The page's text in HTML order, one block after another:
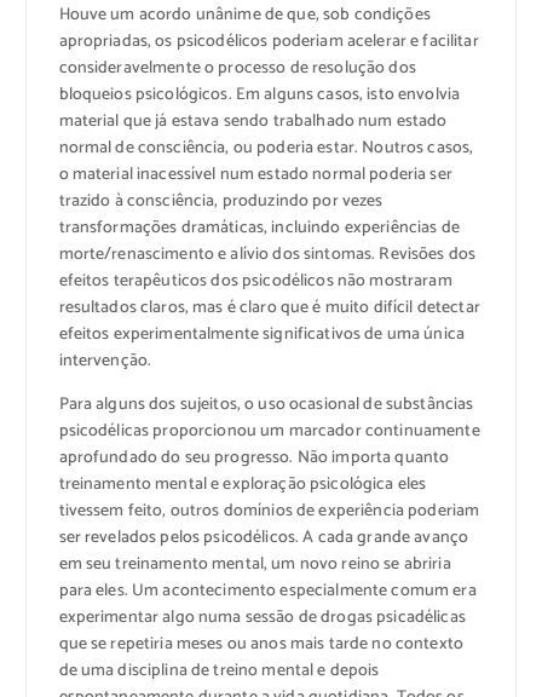
Houve um acordo unânime de que, sob condições
apropriadas, os psicodélicos poderiam acelerar e facilitar
consideravelmente o processo de resolução dos
bloqueios psicológicos. Em alguns casos, isto envolvia
material que já estava sendo trabalhado num estado
normal de consciência, ou poderia estar. Noutros casos,
o material inacessível num estado normal poderia ser
trazido à consciência, produzindo por vezes
transformações dramáticas, incluindo experiências de
morte/renascimento e alívio dos sintomas. Revisões dos
efeitos terapêuticos dos psicodélicos não mostraram
resultados claros, mas é claro que é muito difícil detectar
efeitos experimentalmente significativos de uma única
intervenção.
Para alguns dos sujeitos, o uso ocasional de substâncias
psicodélicas proporcionou um marcador continuamente
aprofundado do seu progresso. Não importa quanto
treinamento mental e exploração psicológica eles
tivessem feito, outros domínios de experiência poderiam
ser revelados pelos psicodélicos. A cada grande avanço
em seu treinamento mental, um novo reino se abriria
para eles. Um acontecimento especialmente comum era
experimentar algo numa sessão de drogas psicadélicas
que se repetiria meses ou anos mais tarde no contexto
de uma disciplina de treino mental e depois